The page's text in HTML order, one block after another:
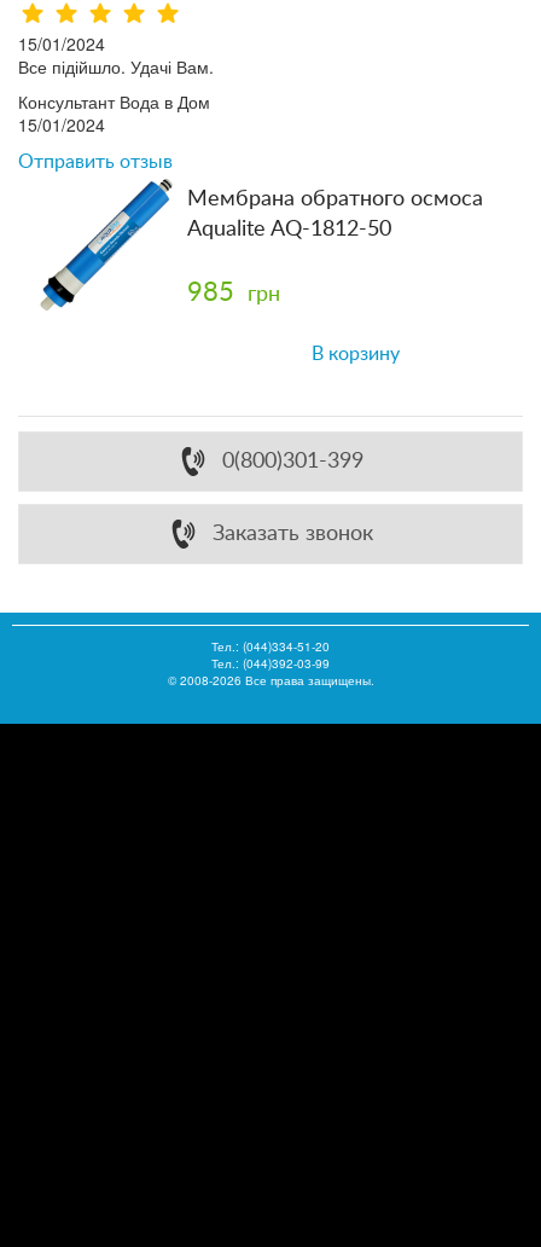
15/01/2024
Все підійшло. Удачі Вам.
Консультант Вода в Дом
15/01/2024
Отправить отзыв
Мембрана обратного осмоса
Aqualite AQ-1812-50
985 грн
В корзину
0(800)301-399
Заказать звонок
Тел.: (044)334-51-20
Тел.: (044)392-03-99
© 2008-2026 Все права защищены.